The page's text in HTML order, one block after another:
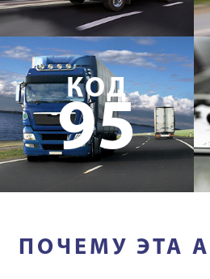
КОД
95
ПОЧЕМУ ЭТА